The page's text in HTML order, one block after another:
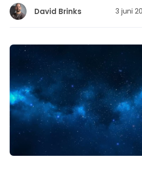
David Brinks 3 juni